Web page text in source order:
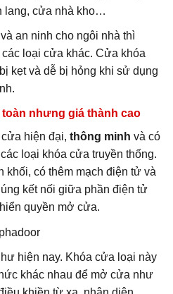
lang, cửa nhà kho…
an ninh cho ngôi nhà thì
loại cửa khác. Cửa khóa
kẹt và dễ bị hỏng khi sử dụng
nhưng giá thành cao
hiện đại, thông minh và có
loại khóa cửa truyền thống.
khối, có thêm mạch điện tử và
kết nối giữa phần điện tử
quyền mở cửa.
hiện nay. Khóa cửa loại này
khác nhau để mở cửa như